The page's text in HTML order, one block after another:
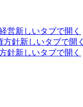
営新しいタブで開く
方針新しいタブで開く
針新しいタブで開く